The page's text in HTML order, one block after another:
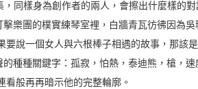
同樣身為創作者的兩人，會擦出什麼樣的對
擊樂團的樸實練琴室裡，白牆青瓦彷彿因為
要說一個女人與六根棒子相遇的故事，那該
的種種關鍵字：孤寂，怕熱，泰迪熊，槍
般再再暗示他的完整輪廓。